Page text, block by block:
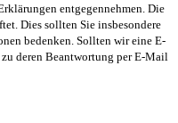
entgegennehmen. Die
Dies sollten Sie insbesondere
bedenken. Sollten wir eine E-
deren Beantwortung per E-Mail